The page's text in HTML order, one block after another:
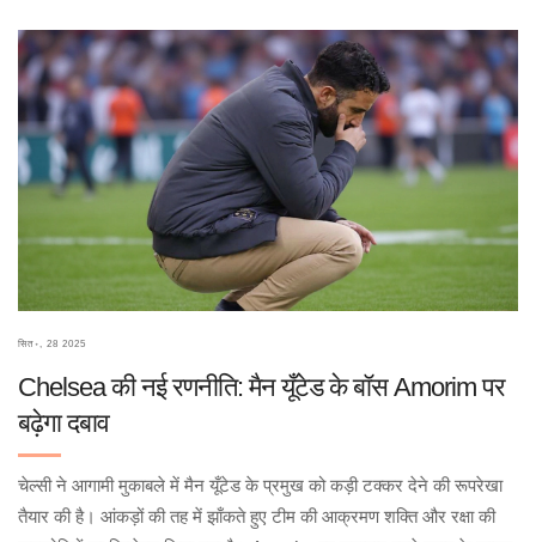
सित॰, 28 2025
Chelsea की नई रणनीति: मैन यूँटेड के बॉस Amorim पर
बढ़ेगा दबाव
चेल्सी ने आगामी मुकाबले में मैन यूँटेड के प्रमुख को कड़ी टक्कर देने की रूपरेखा
तैयार की है। आंकड़ों की तह में झाँकते हुए टीम की आक्रमण शक्ति और रक्षा की